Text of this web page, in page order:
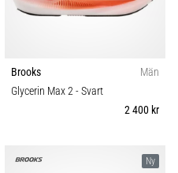
Brooks
Män
Glycerin Max 2- Svart
2 400 kr
Ny